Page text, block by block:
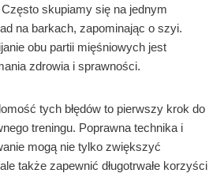
skupiamy się na jednym
na barkach, zapominając o szyi.
obu partii mięśniowych jest
zdrowia i sprawności.
tych błędów to pierwszy krok do
treningu. Poprawna technika i
mogą nie tylko zwiększyć
także zapewnić długotrwałe korzyści